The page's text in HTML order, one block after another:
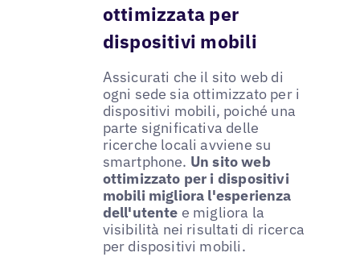
ottimizzata per
dispositivi mobili
Assicurati che il sito web di
ogni sede sia ottimizzato per i
dispositivi mobili, poiché una
parte significativa delle
ricerche locali avviene su
smartphone. Un sito web
ottimizzato per i dispositivi
mobili migliora l'esperienza
dell'utente e migliora la
visibilità nei risultati di ricerca
per dispositivi mobili.